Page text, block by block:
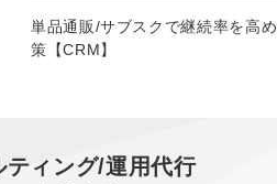
単品通販/サブスクで継続率を高
策【CRM】
ティング/運用代行